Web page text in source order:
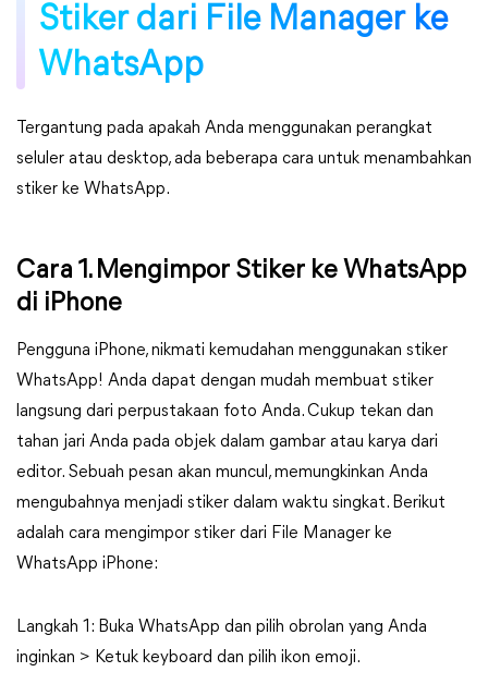
Stiker dari File Manager ke
WhatsApp
Tergantung pada apakah Anda menggunakan perangkat
seluler atau desktop, ada beberapa cara untuk menambahkan
stiker ke WhatsApp.
Cara 1. Mengimpor Stiker ke WhatsApp
di iPhone
Pengguna iPhone, nikmati kemudahan menggunakan stiker
WhatsApp! Anda dapat dengan mudah membuat stiker
langsung dari perpustakaan foto Anda. Cukup tekan dan
tahan jari Anda pada objek dalam gambar atau karya dari
editor. Sebuah pesan akan muncul, memungkinkan Anda
mengubahnya menjadi stiker dalam waktu singkat. Berikut
adalah cara mengimpor stiker dari File Manager ke
WhatsApp iPhone:
Langkah 1: Buka WhatsApp dan pilih obrolan yang Anda
inginkan > Ketuk keyboard dan pilih ikon emoji.